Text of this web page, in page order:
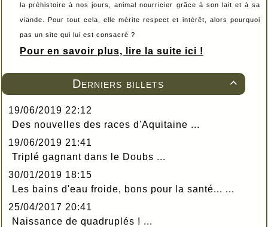

Derniers billets
19/06/2019 22:12
Des nouvelles des races d'Aquitaine ...
19/06/2019 21:41
Triplé gagnant dans le Doubs ...
30/01/2019 18:15
Les bains d'eau froide, bons pour la santé... ...
25/04/2017 20:41
Naissance de quadruplés ! ...
la préhistoire à nos jours, animal nourricier grâce à son lait et à sa
viande. Pour tout cela, elle mérite respect et intérêt, alors pourquoi
pas un site qui lui est consacré ?
Pour en savoir plus, lire la suite ici !